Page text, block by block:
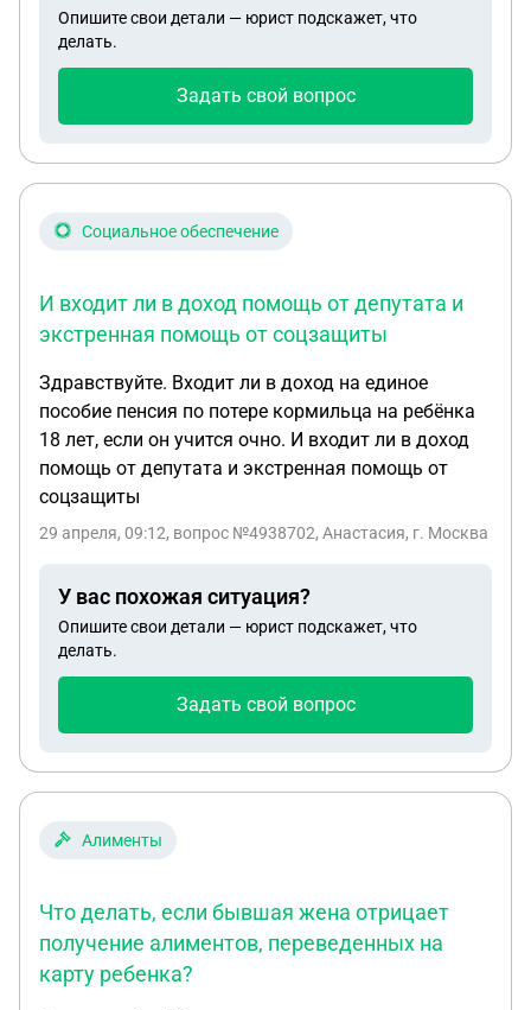
подачи на госуслугах,не успела даже как то
повлиять на ситуацию).Какие пути решения есть?
Опишите свои детали — юрист подскажет, что
делать.
Задать свой вопрос
Социальное обеспечение
И входит ли в доход помощь от депутата и
экстренная помощь от соцзащиты
Здравствуйте. Входит ли в доход на единое
пособие пенсия по потере кормильца на ребёнка
18 лет, если он учится очно. И входит ли в доход
помощь от депутата и экстренная помощь от
соцзащиты
29 апреля, 09:12, вопрос №4938702, Анастасия, г. Москва
У вас похожая ситуация?
Опишите свои детали — юрист подскажет, что
делать.
Задать свой вопрос
Алименты
Что делать, если бывшая жена отрицает
получение алиментов, переведенных на
карту ребенка?